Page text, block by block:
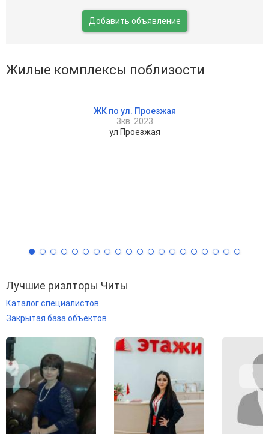
Добавить объявление
Жилые комплексы поблизости
ЖК по ул. Проезжая
3кв. 2023
ул Проезжая
Лучшие риэлторы Читы
Каталог специалистов
Закрытая база объектов